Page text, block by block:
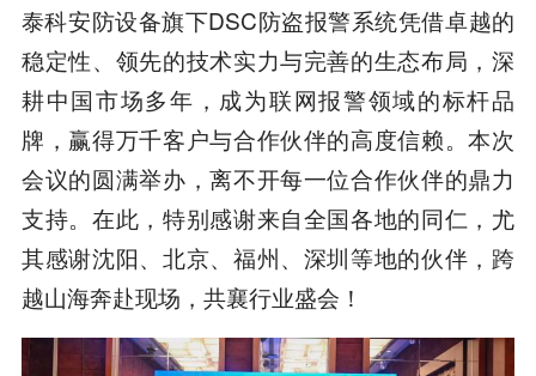
泰科安防设备旗下DSC防盗报警系统凭借卓越的
稳定性、领先的技术实力与完善的生态布局，深
耕中国市场多年，成为联网报警领域的标杆品
牌，赢得万千客户与合作伙伴的高度信赖。本次
会议的圆满举办，离不开每一位合作伙伴的鼎力
支持。在此，特别感谢来自全国各地的同仁，尤
其感谢沈阳、北京、福州、深圳等地的伙伴，跨
越山海奔赴现场，共襄行业盛会！